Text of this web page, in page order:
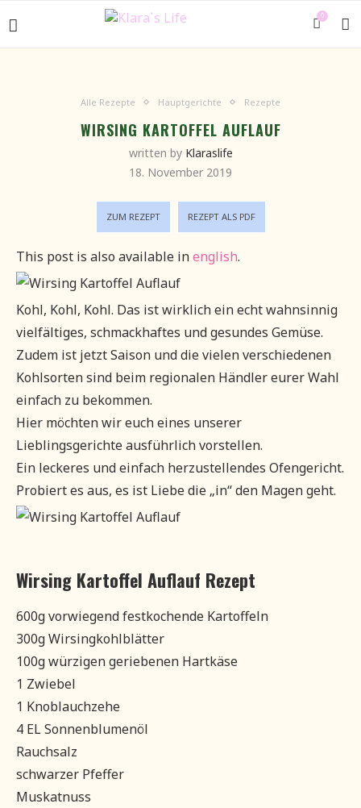
0
Alle Rezepte Hauptgerichte Rezepte
WIRSING KARTOFFEL AUFLAUF
written by Klaraslife
18. November 2019
ZUM REZEPT REZEPT ALS PDF
This post is also available inenglish.
Kohl, Kohl, Kohl. Das ist wirklich ein echt wahnsinnig
vielfältiges, schmackhaftes und gesundes Gemüse.
Zudem ist jetzt Saison und die vielen verschiedenen
Kohlsorten sind beim regionalen Händler eurer Wahl
einfach zu bekommen.
Hier möchten wir euch eines unserer
Lieblingsgerichte ausführlich vorstellen.
Ein leckeres und einfach herzustellendes Ofengericht.
Probiert es aus, es ist Liebe die „in“ den Magen geht.
Wirsing Kartoffel Auflauf Rezept
600g vorwiegend festkochende Kartoffeln
300g Wirsingkohlblätter
100g würzigen geriebenen Hartkäse
1 Zwiebel
1 Knoblauchzehe
4 EL Sonnenblumenöl
Rauchsalz
schwarzer Pfeffer
Muskatnuss